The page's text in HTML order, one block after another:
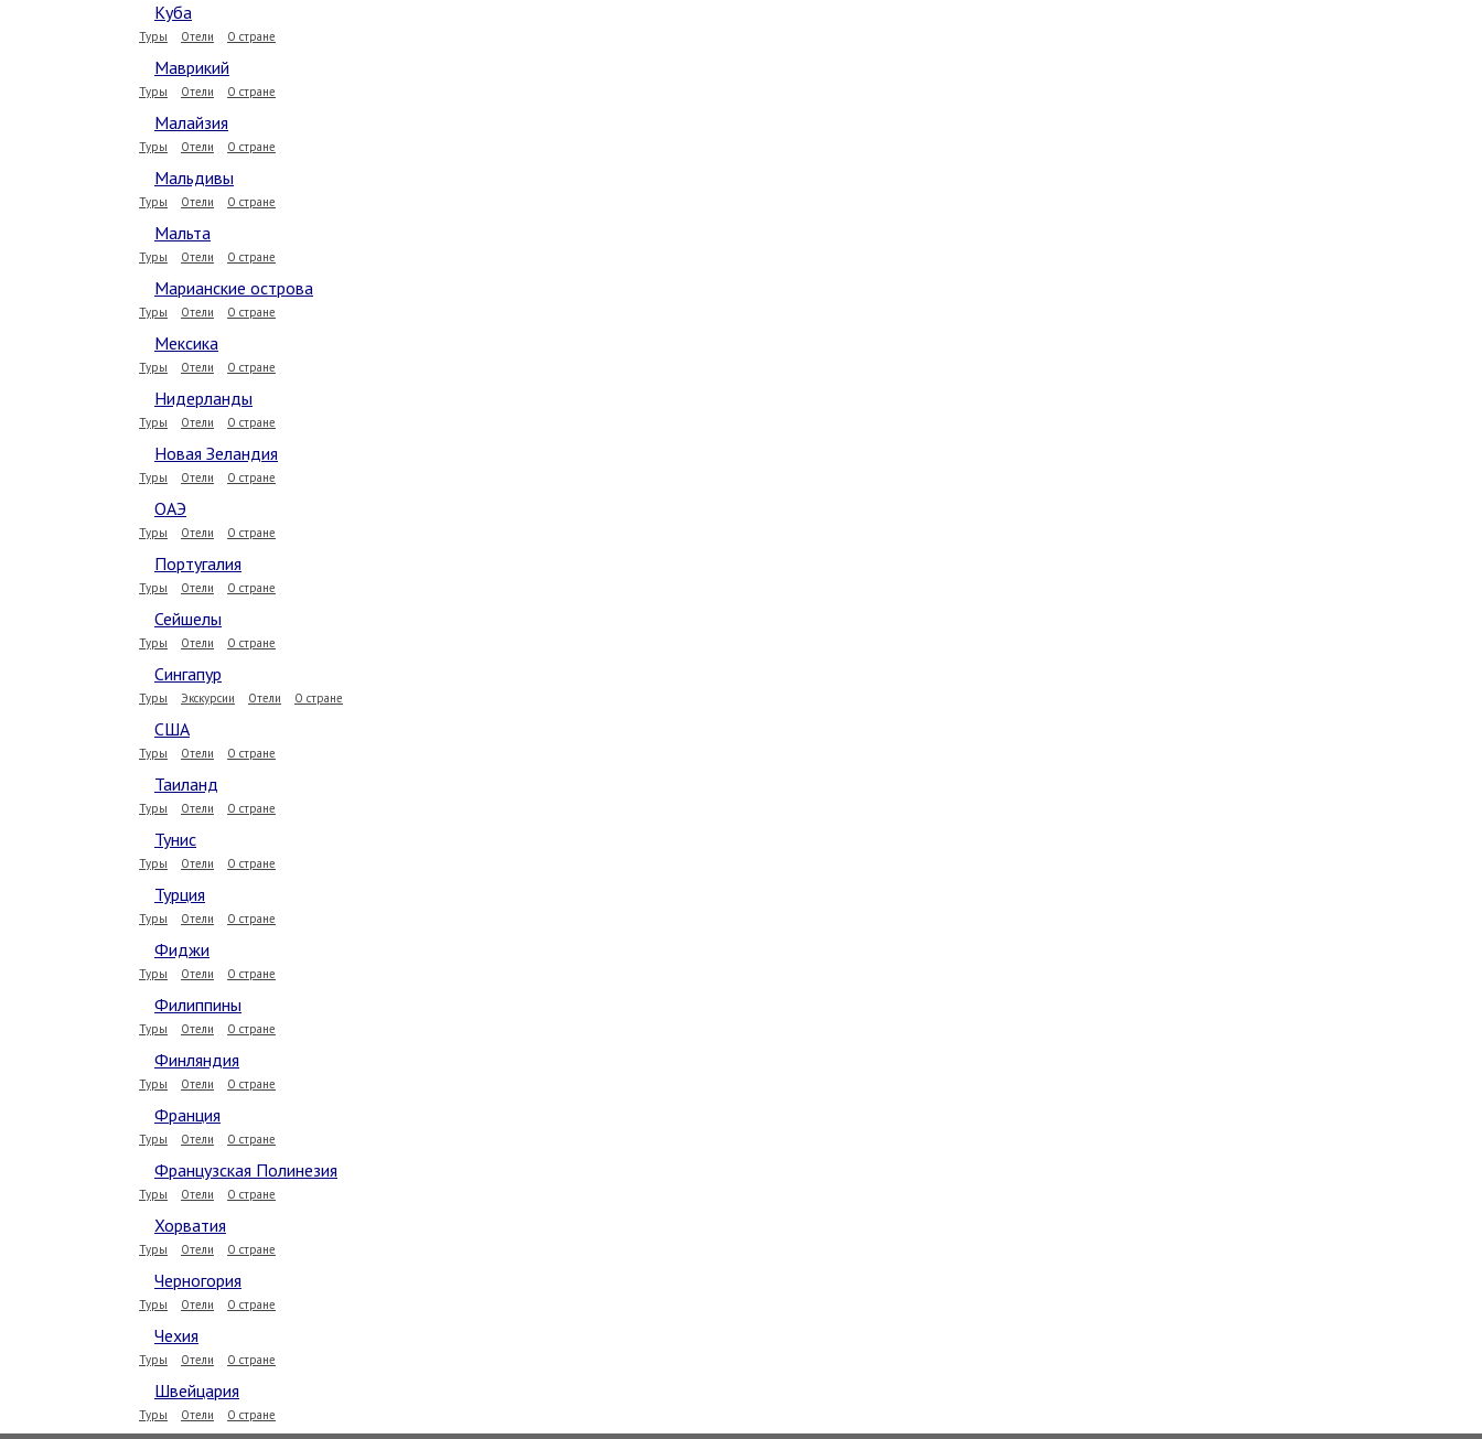
Куба
Туры Отели О стране
Маврикий
Туры Отели О стране
Малайзия
Туры Отели О стране
Мальдивы
Туры Отели О стране
Мальта
Туры Отели О стране
Марианские острова
Туры Отели О стране
Мексика
Туры Отели О стране
Нидерланды
Туры Отели О стране
Новая Зеландия
Туры Отели О стране
ОАЭ
Туры Отели О стране
Португалия
Туры Отели О стране
Сейшелы
Туры Отели О стране
Сингапур
Туры Экскурсии Отели О стране
США
Туры Отели О стране
Таиланд
Туры Отели О стране
Тунис
Туры Отели О стране
Турция
Туры Отели О стране
Фиджи
Туры Отели О стране
Филиппины
Туры Отели О стране
Финляндия
Туры Отели О стране
Франция
Туры Отели О стране
Французская Полинезия
Туры Отели О стране
Хорватия
Туры Отели О стране
Черногория
Туры Отели О стране
Чехия
Туры Отели О стране
Швейцария
Туры Отели О стране